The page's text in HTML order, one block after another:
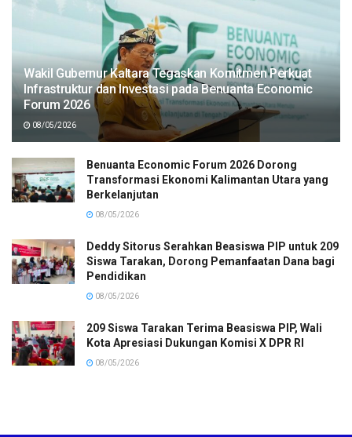
Wakil Gubernur Kaltara Tegaskan Komitmen Perkuat
Infrastruktur dan Investasi pada Benuanta Economic
Forum 2026
08/05/2026
Benuanta Economic Forum 2026 Dorong
Transformasi Ekonomi Kalimantan Utara yang
Berkelanjutan
08/05/2026
Deddy Sitorus Serahkan Beasiswa PIP untuk 209
Siswa Tarakan, Dorong Pemanfaatan Dana bagi
Pendidikan
08/05/2026
209 Siswa Tarakan Terima Beasiswa PIP, Wali
Kota Apresiasi Dukungan Komisi X DPR RI
08/05/2026